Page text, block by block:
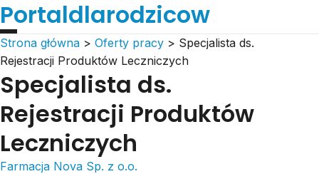
Portaldlarodzicow
Strona główna > Oferty pracy > Specjalista ds.
Rejestracji Produktów Leczniczych
Specjalista ds.
Rejestracji Produktów
Leczniczych
Farmacja Nova Sp. z o.o.